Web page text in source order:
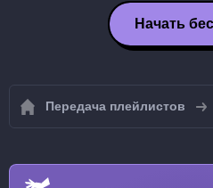
Начать
Передача плейлистов